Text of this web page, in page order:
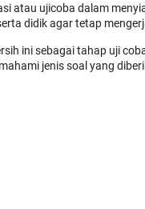
atau ujicoba dalam
didik agar tetap
ini sebagai tahap uji
jenis soal yang